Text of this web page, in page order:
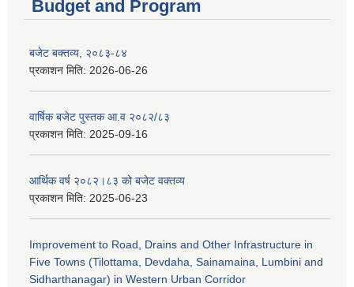
Budget and Program
बजेट बक्तव्य, २०८३-८४
प्रकाशन मिति: 2026-06-26
वार्षिक बजेट पुस्तक आ.व २०८२/८३
प्रकाशन मिति: 2025-09-16
आर्थिक वर्ष २०८२।८३ को बजेट वक्तव्य
प्रकाशन मिति: 2025-06-23
Improvement to Road, Drains and Other Infrastructure in
Five Towns (Tilottama, Devdaha, Sainamaina, Lumbini and
Sidharthanagar) in Western Urban Corridor